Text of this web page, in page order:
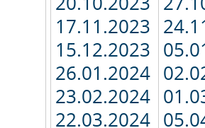
17.11.2023
15.12.2023
26.01.2024
23.02.2024
22.03.2024